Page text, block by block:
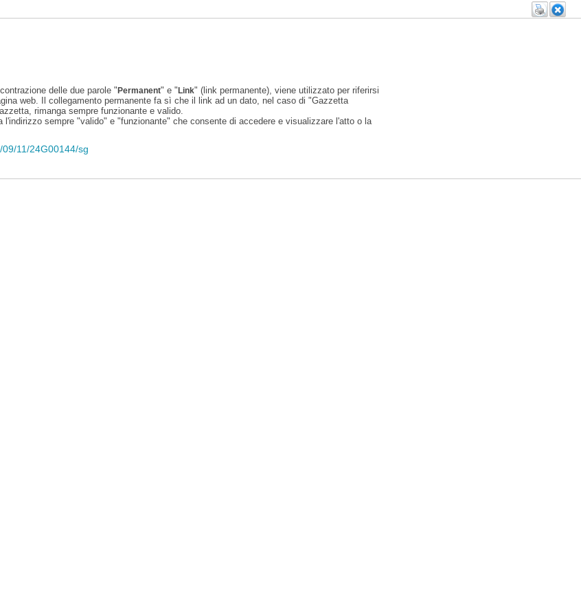
delle due parole "Permanent" e "Link" (link permanente), viene utilizzato per riferirsi
web. Il collegamento permanente fa sì che il link ad un dato, nel caso di "Gazzetta
rimanga sempre funzionante e valido.
l'indirizzo sempre "valido" e "funzionante" che consente di accedere e visualizzare l'atto o la
11/24G00144/sg